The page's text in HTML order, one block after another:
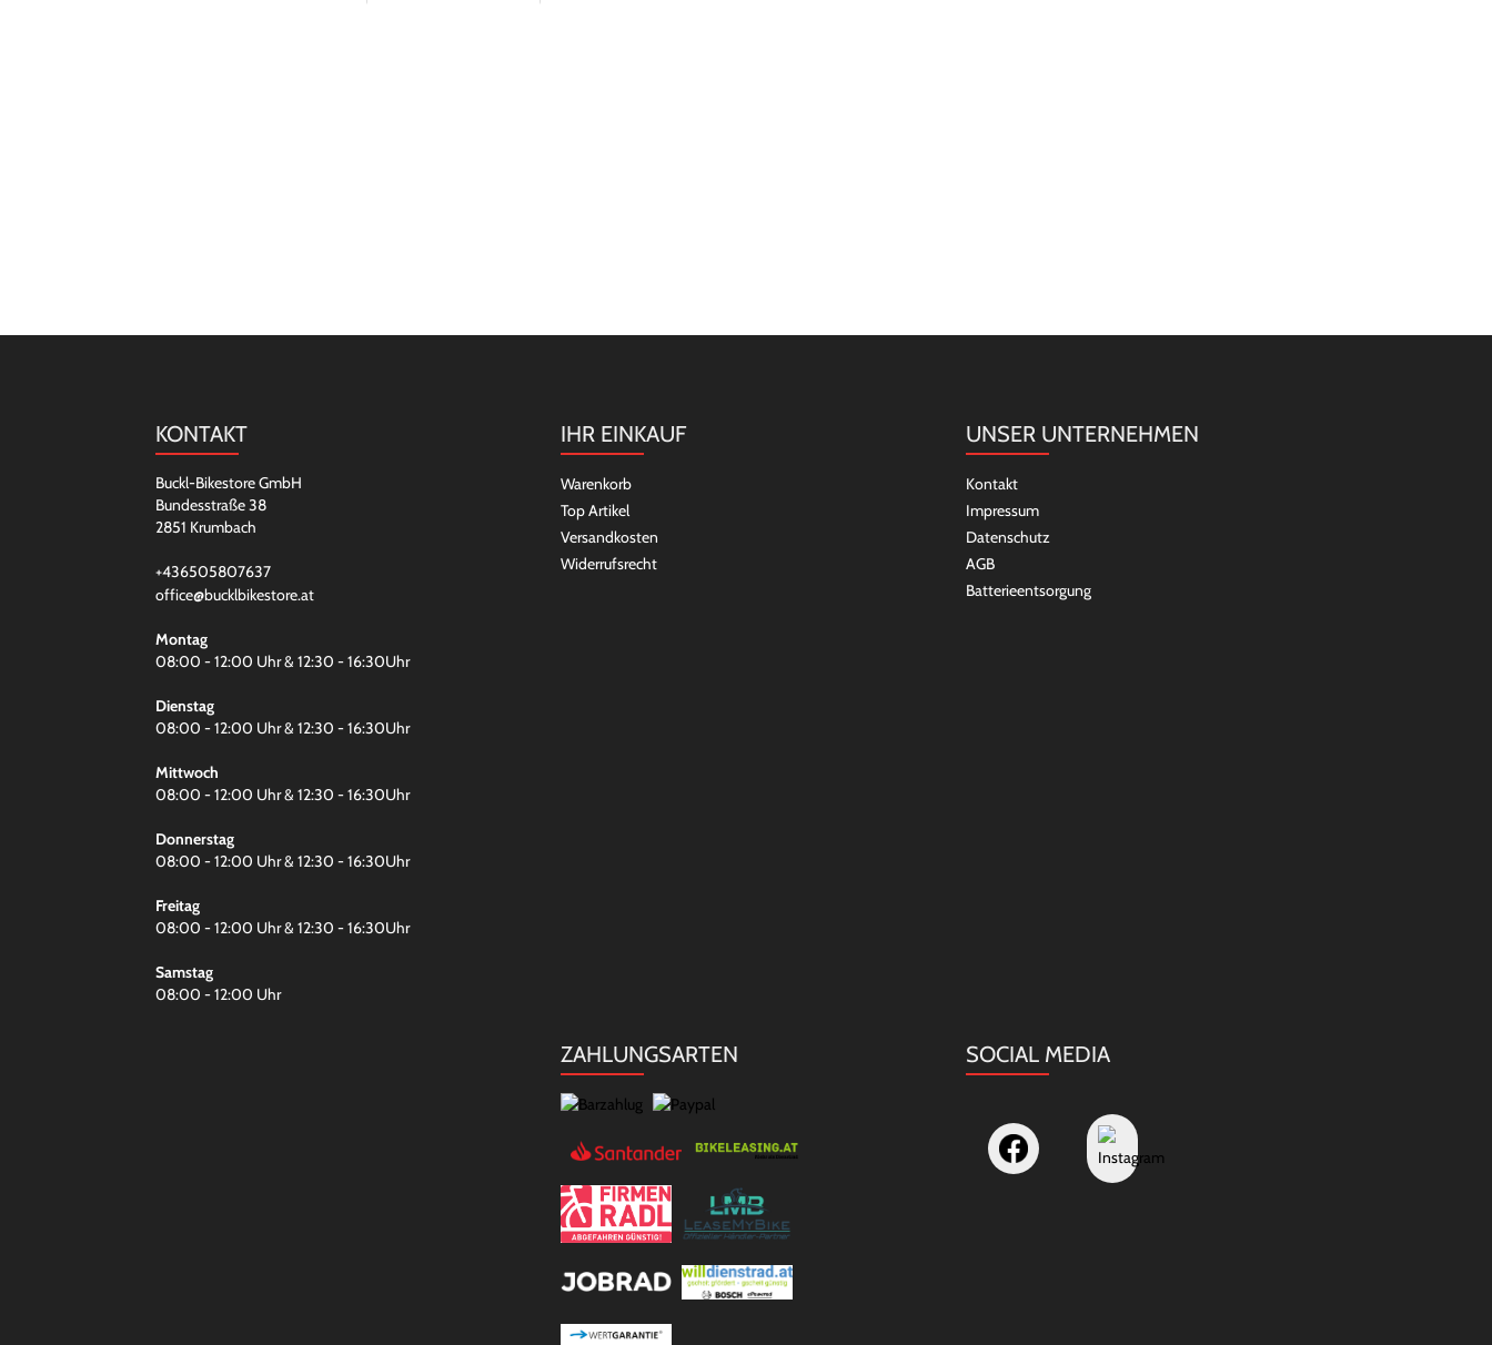
KONTAKT
Buckl-Bikestore GmbH
Bundesstraße 38
2851 Krumbach
+436505807637
office@bucklbikestore.at
Montag
08:00 - 12:00 Uhr & 12:30 - 16:30Uhr
Dienstag
08:00 - 12:00 Uhr & 12:30 - 16:30Uhr
Mittwoch
08:00 - 12:00 Uhr & 12:30 - 16:30Uhr
Donnerstag
08:00 - 12:00 Uhr & 12:30 - 16:30Uhr
Freitag
08:00 - 12:00 Uhr & 12:30 - 16:30Uhr
Samstag
08:00 - 12:00 Uhr
IHR EINKAUF
Warenkorb
Top Artikel
Versandkosten
Widerrufsrecht
UNSER UNTERNEHMEN
Kontakt
Impressum
Datenschutz
AGB
Batterieentsorgung
ZAHLUNGSARTEN SOCIAL MEDIA